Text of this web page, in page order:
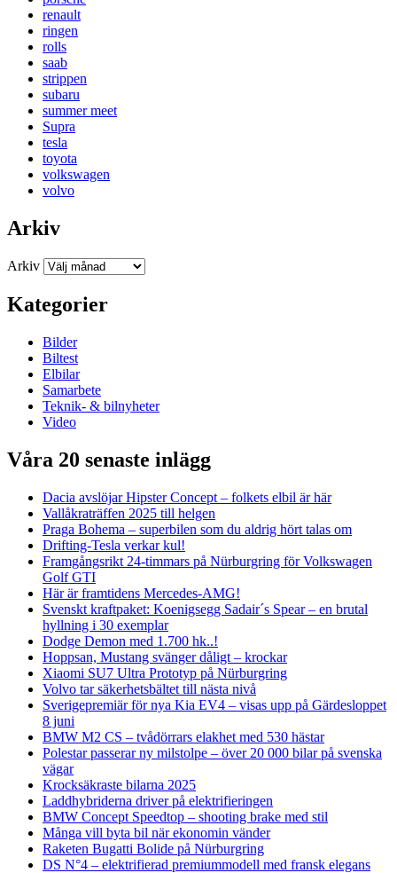
renault
ringen
rolls
saab
strippen
subaru
summer meet
Supra
tesla
toyota
volkswagen
volvo
Arkiv
Arkiv
Kategorier
Bilder
Biltest
Elbilar
Samarbete
Teknik- & bilnyheter
Video
Våra 20 senaste inlägg
Dacia avslöjar Hipster Concept – folkets elbil är här
Vallåkraträffen 2025 till helgen
Praga Bohema – superbilen som du aldrig hört talas om
Drifting-Tesla verkar kul!
Framgångsrikt 24-timmars på Nürburgring för Volkswagen
Golf GTI
Här är framtidens Mercedes-AMG!
Svenskt kraftpaket: Koenigsegg Sadair´s Spear – en brutal
hyllning i 30 exemplar
Dodge Demon med 1.700 hk..!
Hoppsan, Mustang svänger dåligt – krockar
Xiaomi SU7 Ultra Prototyp på Nürburgring
Volvo tar säkerhetsbältet till nästa nivå
Sverigepremiär för nya Kia EV4 – visas upp på Gärdesloppet
8 juni
BMW M2 CS – tvådörrars elakhet med 530 hästar
Polestar passerar ny milstolpe – över 20 000 bilar på svenska
vägar
Krocksäkraste bilarna 2025
Laddhybriderna driver på elektrifieringen
BMW Concept Speedtop – shooting brake med stil
Många vill byta bil när ekonomin vänder
Raketen Bugatti Bolide på Nürburgring
DS N°4 – elektrifierad premiummodell med fransk elegans